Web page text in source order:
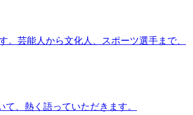
芸能人から文化人、スポーツ選手まで、
、熱く語っていただきます。